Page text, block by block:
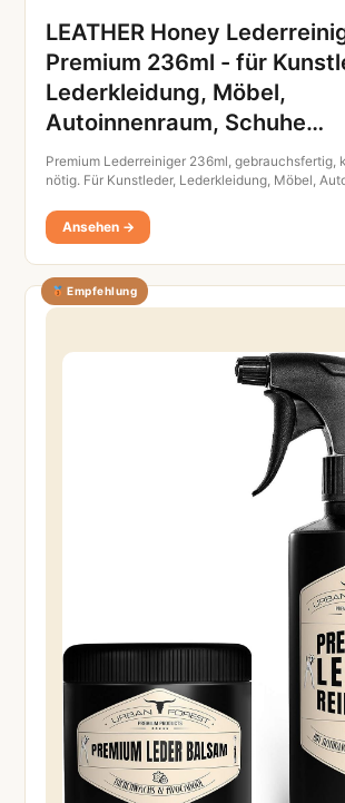
LEATHER Honey
Premium 236ml - für
Lederkleidung, Möbel,
Autoinnenraum, Schuhe…
Premium Lederreiniger 236ml, gebrauchsfertig,
nötig. Für Kunstleder, Lederkleidung, Möbel,
Ansehen →
Empfehlung